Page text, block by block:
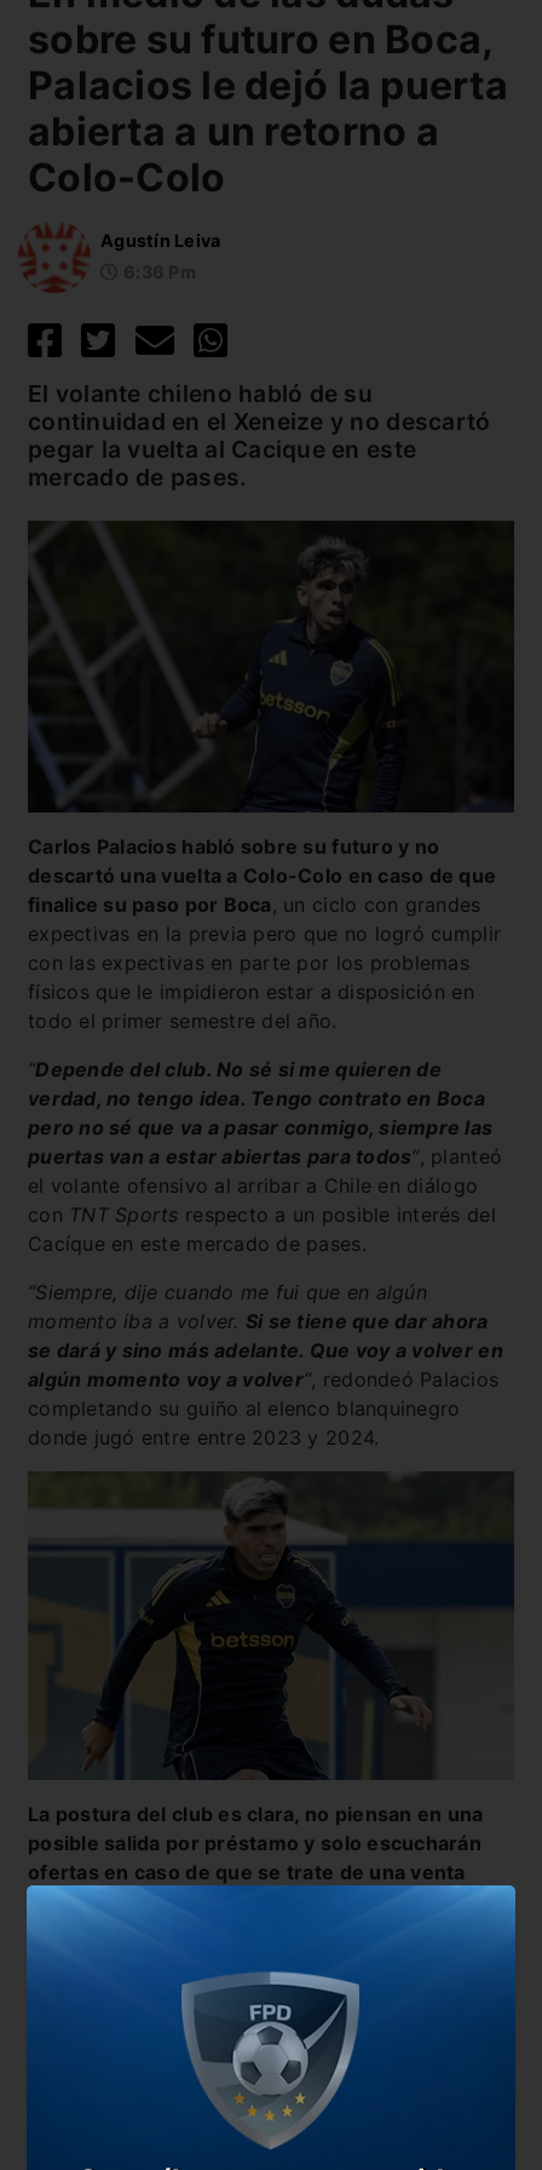
sobre su futuro en Boca,
Palacios le dejó la puerta
abierta a un retorno a
Colo-Colo
Agustín Leiva
El volante chileno habló de su
continuidad en el Xeneize y no descartó
pegar la vuelta al Cacique en este
mercado de pases.
Carlos Palacios habló sobre su futuro y no
descartó una vuelta a Colo-Colo en caso de que
finalice su paso por Boca , un ciclo con grandes
expectivas en la previa pero que no logró cumplir
con las expectivas en parte por los problemas
físicos que le impidieron estar a disposición en
todo el primer semestre del año.
“Depende del club. No sé si me quieren de
verdad, no tengo idea. Tengo contrato en Boca
pero no sé que va a pasar conmigo, siempre las
puertas van a estar abiertas para todos“, planteó
el volante ofensivo al arribar a Chile en diálogo
con TNT Sports respecto a un posible interés del
Cacíque en este mercado de pases.
“Siempre, dije cuando me fui que en algún
momento iba a volver. Si se tiene que dar ahora
se dará y sino más adelante. Que voy a volver en
algún momento voy a volver“, redondeó Palacios
completando su guiño al elenco blanquinegro
donde jugó entre entre 2023 y 2024.
La postura del club es clara, no piensan en una
posible salida por préstamo y solo escucharán
ofertas en caso de que se trate de una venta
definitiva
, en la cual buscarán una cifra cercana a
Palacios no disputó un minuto en este 2026
comienzo de la pretemporada una
rodilla derecha no le permitió formar parte de los
amistosos ni del arranque del Torneo Apertura
fines de febrero acordó operarse con el cuerpo
médico del club. Luego de la cirugía, que le